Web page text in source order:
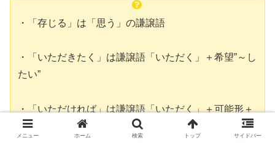
・「存じる」は「思う」の謙譲語
・「いただきたく」は謙譲語「いただく」＋希望”～し
たい”
・「いただければ」は謙譲語「いただく」＋可能形＋
仮定”たら・れば”
メニュー ホーム 検索 トップ サイドバー